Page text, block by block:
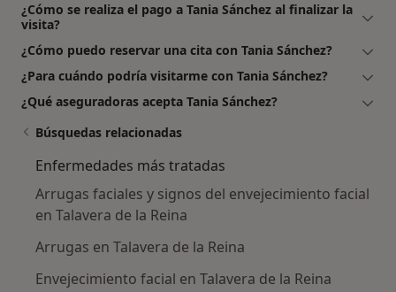
¿Cómo se realiza el pago a Tania Sánchez al finalizar la
visita?
¿Cómo puedo reservar una cita con Tania Sánchez?
¿Para cuándo podría visitarme con Tania Sánchez?
¿Qué aseguradoras acepta Tania Sánchez?
Búsquedas relacionadas
Enfermedades más tratadas
Arrugas faciales y signos del envejecimiento facial
en Talavera de la Reina
Arrugas en Talavera de la Reina
Envejecimiento facial en Talavera de la Reina